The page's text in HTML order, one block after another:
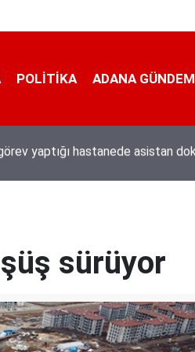
POLİTİKA ADANA GÜNDEM
böyle kaçmıştı
sürüyor